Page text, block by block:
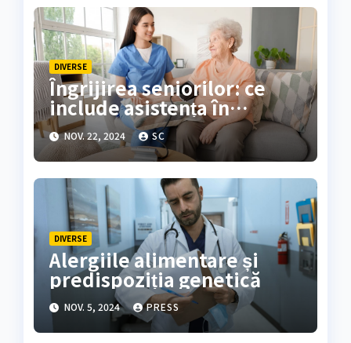
DIVERSE
Îngrijirea seniorilor: ce
include asistența în
căminele de bătrâni?
NOV. 22, 2024 SC
DIVERSE
Alergiile alimentare și
predispoziția genetică
NOV. 5, 2024 PRESS